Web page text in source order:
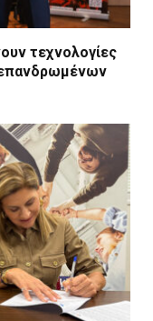
τεχνολογίες
επανδρωμένων